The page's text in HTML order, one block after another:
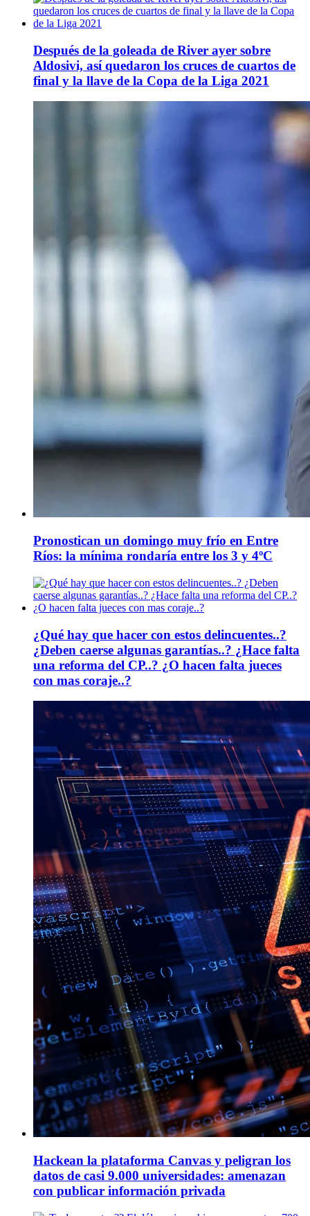
Después de la goleada de River ayer sobre
Aldosivi, así quedaron los cruces de cuartos de
final y la llave de la Copa de la Liga 2021
Pronostican un domingo muy frío en Entre
Ríos: la mínima rondaría entre los 3 y 4ºC
¿Qué hay que hacer con estos delincuentes..?
¿Deben caerse algunas garantías..? ¿Hace falta
una reforma del CP..? ¿O hacen falta jueces
con mas coraje..?
Hackean la plataforma Canvas y peligran los
datos de casi 9.000 universidades: amenazan
con publicar información privada